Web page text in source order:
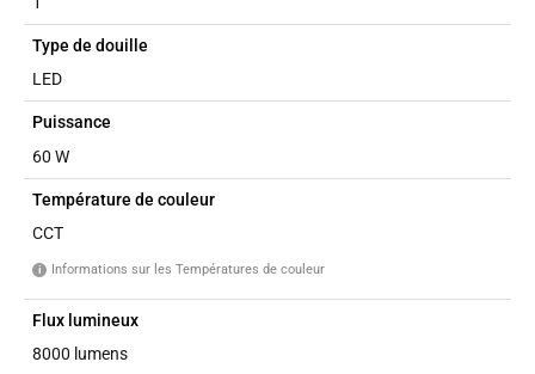
Type de douille
LED
Puissance
60 W
Température de couleur
CCT
i Informations sur les Températures de couleur
Flux lumineux
8000 lumens